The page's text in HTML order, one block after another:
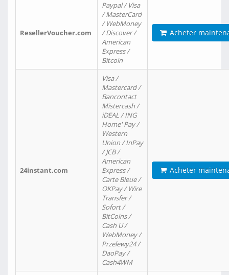
ResellerVoucher.com
Paypal / Visa
/ MasterCard
/ WebMoney
/ Discover /
American
Express /
Bitcoin
Acheter
24instant.com
Visa /
Mastercard /
Bancontact
Mistercash /
iDEAL / ING
Home' Pay /
Western
Union / InPay
/ JCB /
American
Express /
Carte Bleue /
OKPay / Wire
Transfer /
Sofort /
BitCoins /
Cash U /
WebMoney /
Przelewy24 /
DaoPay /
Cash4WM
Acheter